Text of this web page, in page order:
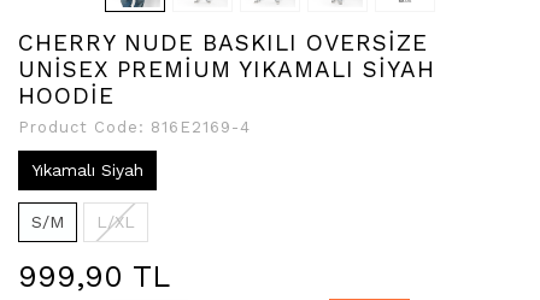
CHERRY NUDE BASKILI OVERSİZE
UNİSEX PREMİUM YIKAMALI SİYAH
HOODİE
Product Code: 816E2169-4
Yıkamalı Siyah
S/M L/XL
999,90 TL